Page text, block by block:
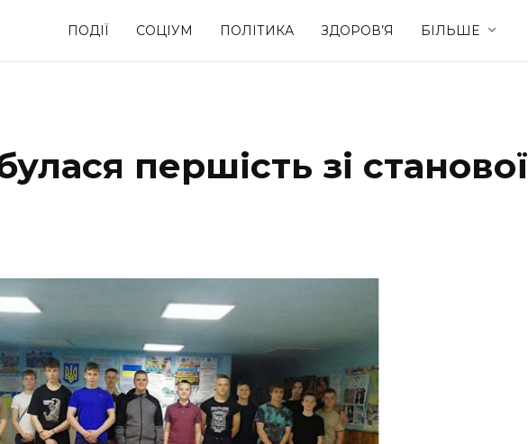
ПОДІЇ СОЦІУМ ПОЛІТИКА ЗДОРОВ’Я БІЛЬШЕ
Спорт Стиль життя
першість зі станової